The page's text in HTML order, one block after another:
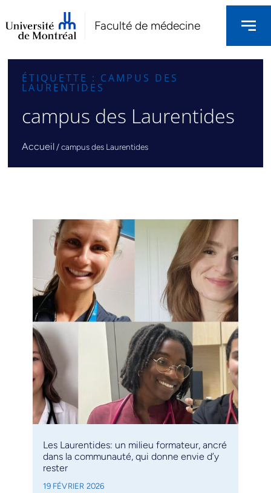
Faculté de médecine
ÉTIQUETTE : CAMPUS DES
LAURENTIDES
campus des Laurentides
Accueil /campus des Laurentides
Les Laurentides: un milieu formateur, ancré
dans la communauté, qui donne envie d’y
rester
19 FÉVRIER 2026